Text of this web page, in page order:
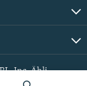
Inc. Ähli